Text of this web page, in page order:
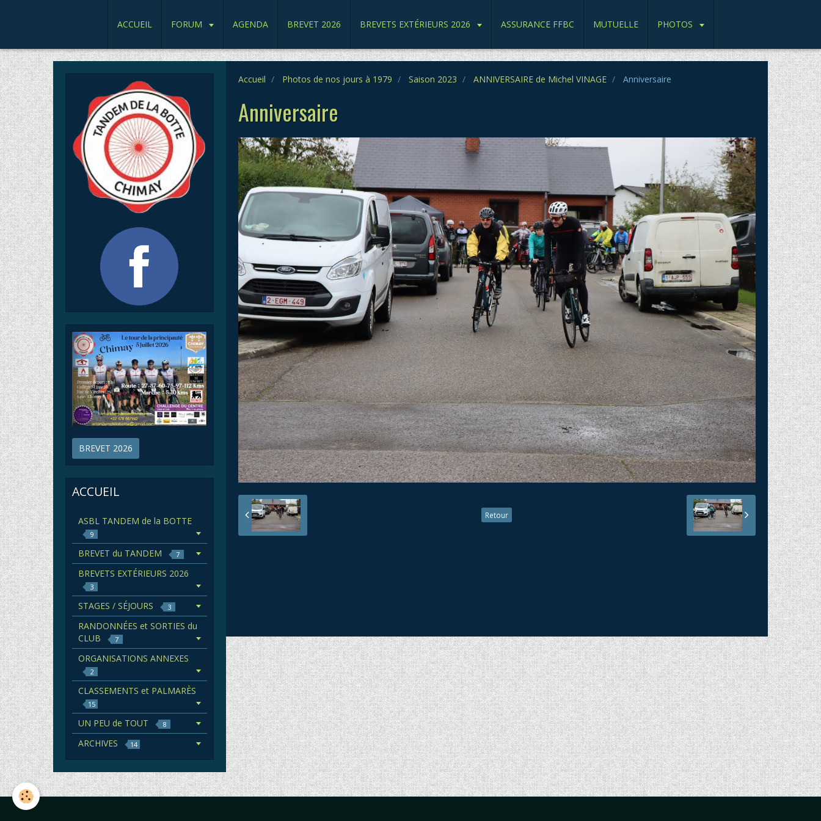
ACCUEIL FORUM AGENDA BREVET 2026 BREVETS EXTÉRIEURS 2026 ASSURANCE FFBC MUTUELLE PHOTOS
Accueil Photos de nos jours à 1979 Saison 2023 ANNIVERSAIRE de Michel VINAGE Anniversaire
Anniversaire
Retour
BREVET 2026
ACCUEIL
ASBL TANDEM de la BOTTE
9
BREVET du TANDEM 7
BREVETS EXTÉRIEURS 2026
3
STAGES / SÉJOURS 3
RANDONNÉES et SORTIES du
CLUB
7
ORGANISATIONS ANNEXES
2
CLASSEMENTS et PALMARÈS
15
UN PEU de TOUT 8
ARCHIVES 14